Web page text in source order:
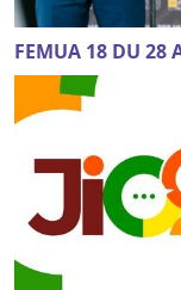
FEMUA 18 DU 28